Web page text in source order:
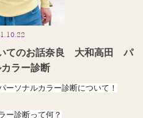
てのお話奈良 大和高田 パ
ラー診断
ーソナルカラー診断について！
ー診断って何？